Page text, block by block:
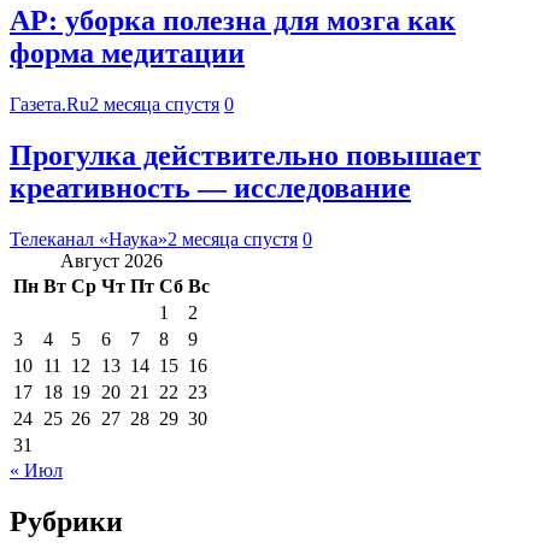
AP: уборка полезна для мозга как
форма медитации
Газета.Ru2 месяца спустя 0
Прогулка действительно повышает
креативность — исследование
Телеканал «Наука»2 месяца спустя 0
Август 2026
Пн Вт Ср Чт Пт Сб Вс
1
2
3
4 5 6 7 8
9
10 11 12 13 14 15 16
17 18 19 20 21 22 23
24 25 26 27 28 29 30
31
« Июл
Рубрики